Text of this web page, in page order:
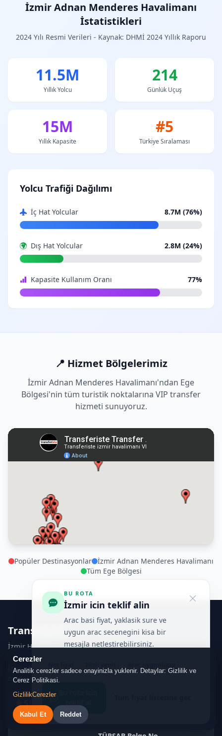
İzmir Adnan Menderes Havalimanı
İstatistikleri
2024 Yılı Resmi Verileri - Kaynak: DHMİ 2024 Yıllık Raporu
11.5M
Yıllık Yolcu
214
Günlük Uçuş
15M
Yıllık Kapasite
#5
Türkiye Sıralaması
Yolcu Trafiği Dağılımı
İç Hat Yolcular 8.7M (76%)
Dış Hat Yolcular 2.8M (24%)
Kapasite Kullanım Oranı 77%
📍 Hizmet Bölgelerimiz
İzmir Adnan Menderes Havalimanı'ndan Ege
Bölgesi'nin tüm turistik noktalarına VIP transfer
hizmeti sunuyoruz.
Popüler Destinasyonlar
İzmir Adnan Menderes Havalimanı
Tüm Ege Bölgesi
Transferiste
İzmir Havalimanı VIP Transfer
İzmir Adnan Menderes Havalimanı'ndan Ege'nin tüm
noktalarına güvenli ve konforlu VIP transfer hizmeti.
5191yorum
BU ROTA
İzmir icin teklif alin
Arac basi fiyat, yaklasik sure ve
uygun arac secenegini kisa bir
mesajla netlestirebilirsiniz.
Cerezler
Analitik cerezler sadece onayinizla yuklenir. Detaylar: Gizlilik ve
Cerez Politikasi.
GizlilikCerezler
Kabul Et Reddet